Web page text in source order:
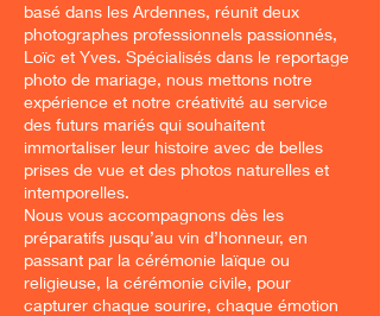
basé dans les Ardennes, réunit deux
photographes professionnels passionnés,
Loïc et Yves. Spécialisés dans le reportage
photo de mariage, nous mettons notre
expérience et notre créativité au service
des futurs mariés qui souhaitent
immortaliser leur histoire avec de belles
prises de vue et des photos naturelles et
intemporelles.
Nous vous accompagnons dès les
préparatifs jusqu’au vin d’honneur, en
passant par la cérémonie laïque ou
religieuse, la cérémonie civile, pour
capturer chaque sourire, chaque émotion